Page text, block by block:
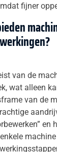
fijner
van de
wat alleen
van de
en